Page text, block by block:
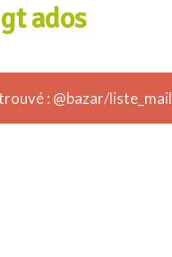
ados
: @bazar/